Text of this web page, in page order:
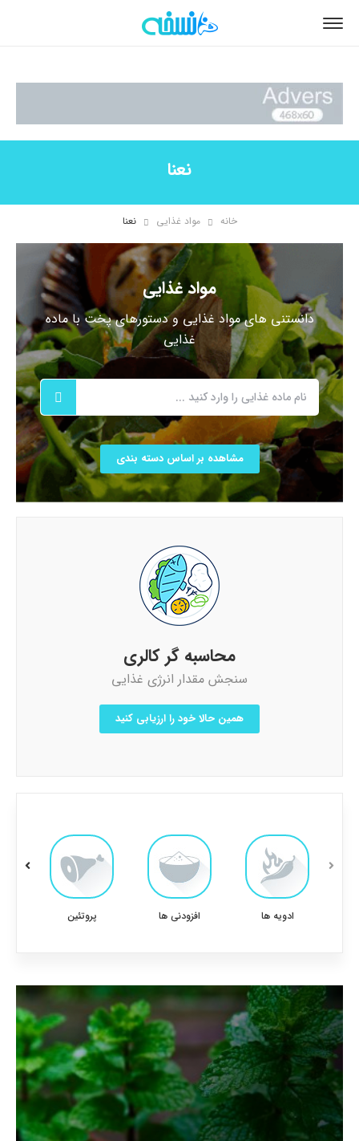
نعنا
خانه مواد غذایی نعنا
مواد غذایی
دانستنی های مواد غذایی و دستورهای پخت با ماده
غذایی
مشاهده بر اساس دسته بندی
محاسبه گر کالری
سنجش مقدار انرژی غذایی
همین حالا خود را ارزیابی کنید
ادویه ها افزودنی ها پروتئین